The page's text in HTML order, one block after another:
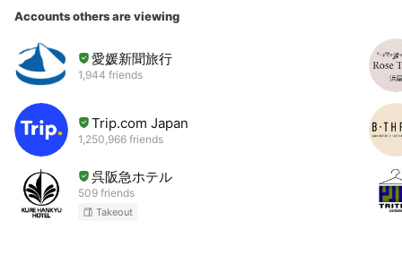
Accounts others are viewing
愛媛新聞旅行
1,944 friends
Trip.com Japan
1,250,966 friends
呉阪急ホテル
509 friends
Takeout